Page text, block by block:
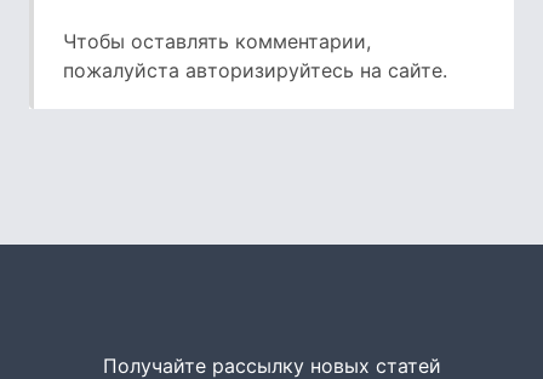
Чтобы оставлять комментарии,
пожалуйста авторизируйтесь на сайте.
Получайте рассылку новых статей